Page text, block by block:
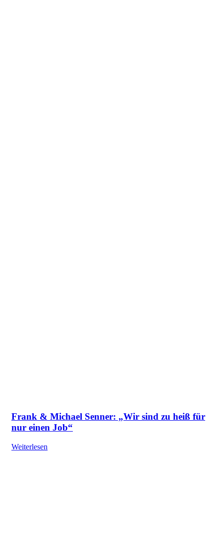
Frank & Michael Senner: „Wir sind zu heiß für
nur einen Job“
Weiterlesen